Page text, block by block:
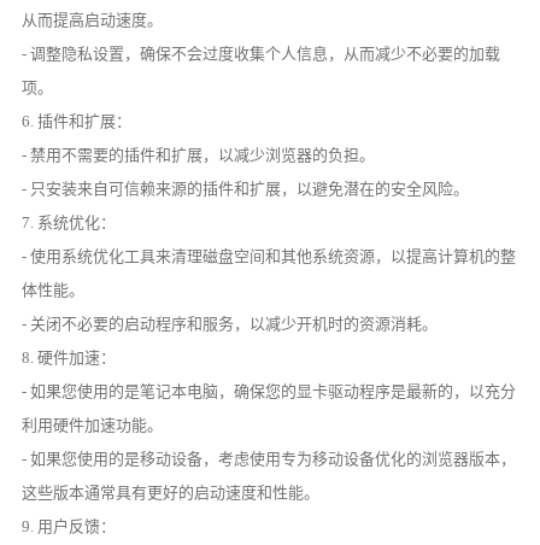
从而提高启动速度。
- 调整隐私设置，确保不会过度收集个人信息，从而减少不必要的加载
项。
6. 插件和扩展：
- 禁用不需要的插件和扩展，以减少浏览器的负担。
- 只安装来自可信赖来源的插件和扩展，以避免潜在的安全风险。
7. 系统优化：
- 使用系统优化工具来清理磁盘空间和其他系统资源，以提高计算机的整
体性能。
- 关闭不必要的启动程序和服务，以减少开机时的资源消耗。
8. 硬件加速：
- 如果您使用的是笔记本电脑，确保您的显卡驱动程序是最新的，以充分
利用硬件加速功能。
- 如果您使用的是移动设备，考虑使用专为移动设备优化的浏览器版本，
这些版本通常具有更好的启动速度和性能。
9. 用户反馈：